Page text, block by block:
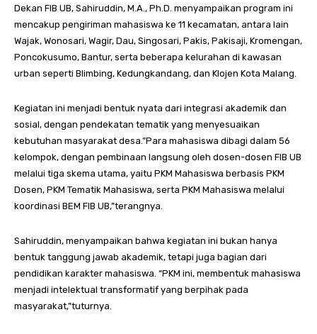
Dekan FIB UB, Sahiruddin, M.A., Ph.D. menyampaikan program ini
mencakup pengiriman mahasiswa ke 11 kecamatan, antara lain
Wajak, Wonosari, Wagir, Dau, Singosari, Pakis, Pakisaji, Kromengan,
Poncokusumo, Bantur, serta beberapa kelurahan di kawasan
urban seperti Blimbing, Kedungkandang, dan Klojen Kota Malang.
Kegiatan ini menjadi bentuk nyata dari integrasi akademik dan
sosial, dengan pendekatan tematik yang menyesuaikan
kebutuhan masyarakat desa.”Para mahasiswa dibagi dalam 56
kelompok, dengan pembinaan langsung oleh dosen-dosen FIB UB
melalui tiga skema utama, yaitu PKM Mahasiswa berbasis PKM
Dosen, PKM Tematik Mahasiswa, serta PKM Mahasiswa melalui
koordinasi BEM FIB UB,”terangnya.
Sahiruddin, menyampaikan bahwa kegiatan ini bukan hanya
bentuk tanggung jawab akademik, tetapi juga bagian dari
pendidikan karakter mahasiswa. “PKM ini, membentuk mahasiswa
menjadi intelektual transformatif yang berpihak pada
masyarakat,”tuturnya.